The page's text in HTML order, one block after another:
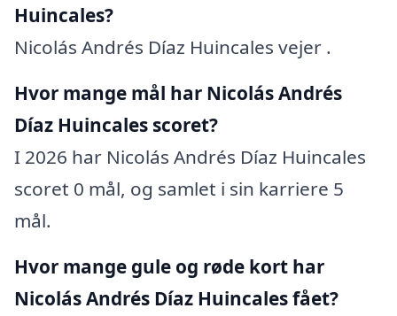
Huincales?
Nicolás Andrés Díaz Huincales vejer .
Hvor mange mål har Nicolás Andrés
Díaz Huincales scoret?
I 2026 har Nicolás Andrés Díaz Huincales
scoret 0 mål, og samlet i sin karriere 5
mål.
Hvor mange gule og røde kort har
Nicolás Andrés Díaz Huincales fået?